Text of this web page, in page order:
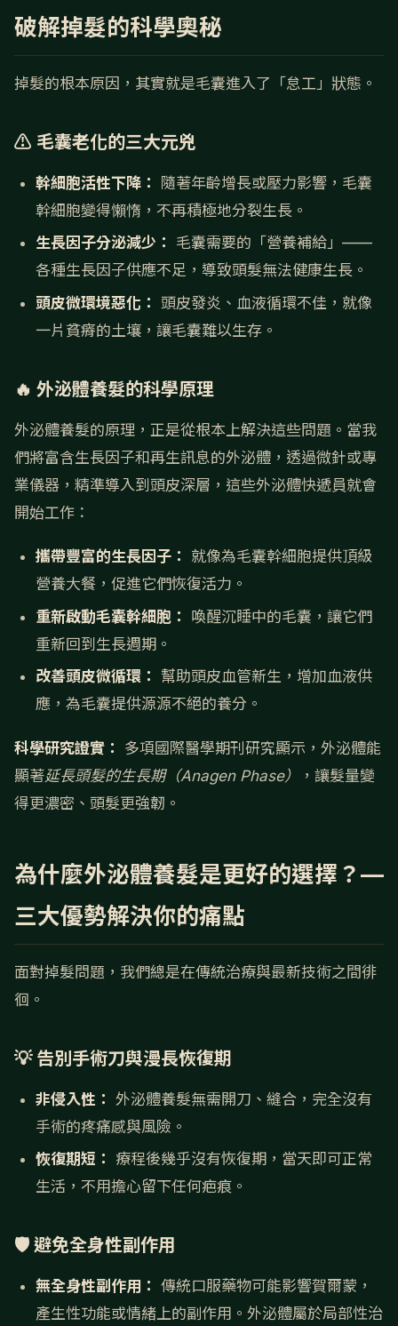
破解掉髮的科學奧秘
掉髮的根本原因，其實就是毛囊進入了「怠工」狀態。
⚠️ 毛囊老化的三大元兇
幹細胞活性下降：
隨著年齡增長或壓力影響，毛囊
幹細胞變得懶惰，不再積極地分裂生長。
生長因子分泌減少：
毛囊需要的「營養補給」——
各種生長因子供應不足，導致頭髮無法健康生長。
頭皮微環境惡化：
頭皮發炎、血液循環不佳，就像
一片貧瘠的土壤，讓毛囊難以生存。
🔥 外泌體養髮的科學原理
外泌體養髮的原理，正是從根本上解決這些問題。當我
們將富含生長因子和再生訊息的外泌體，透過微針或專
業儀器，精準導入到頭皮深層，這些外泌體快遞員就會
開始工作：
攜帶豐富的生長因子：
就像為毛囊幹細胞提供頂級
營養大餐，促進它們恢復活力。
重新啟動毛囊幹細胞：
喚醒沉睡中的毛囊，讓它們
重新回到生長週期。
改善頭皮微循環： 幫助頭皮血管新生，增加血液供
應，為毛囊提供源源不絕的養分。
科學研究證實：
多項國際醫學期刊研究顯示，外泌體能
顯著延長頭髮的生長期（Anagen Phase）
，讓髮量變
得更濃密、頭髮更強韌。
為什麼外泌體養髮是更好的選擇？—
三大優勢解決你的痛點
面對掉髮問題，我們總是在傳統治療與最新技術之間徘
徊。
💡 告別手術刀與漫長恢復期
非侵入性： 外泌體養髮無需開刀、縫合，完全沒有
手術的疼痛感與風險。
恢復期短：
療程後幾乎沒有恢復期，當天即可正常
生活，不用擔心留下任何疤痕。
🛡️ 避免全身性副作用
無全身性副作用： 傳統口服藥物可能影響賀爾蒙，
產生性功能或情緒上的副作用。外泌體屬於局部性治